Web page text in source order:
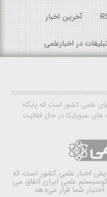
آخرین اخبار
در اخبارعلمی
علمی کشور است که پایگاه
های سیویلیکا در حال فعالیت
اخبار علمی کشور است که
علمی ایران اتفاق می
شما قرار می‌دهد